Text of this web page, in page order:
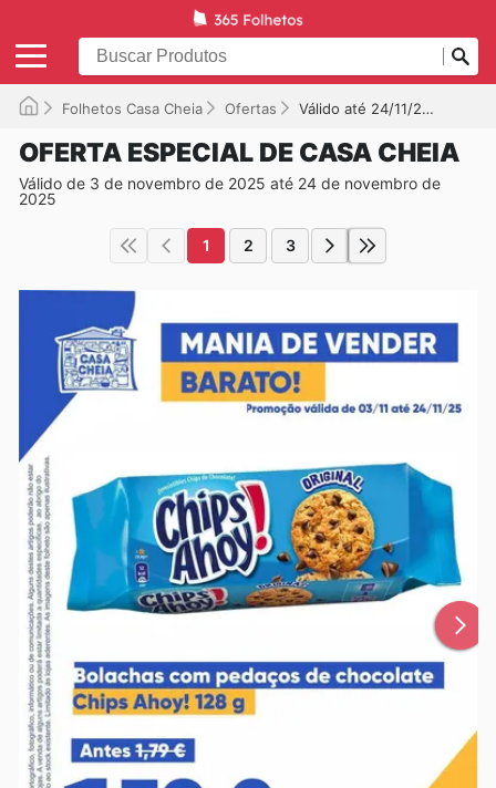
Folhetos Casa Cheia Ofertas Válido até 24/11/2025
OFERTA ESPECIAL DE CASA CHEIA
Válido de 3 de novembro de 2025 até 24 de novembro de
2025
1 2 3